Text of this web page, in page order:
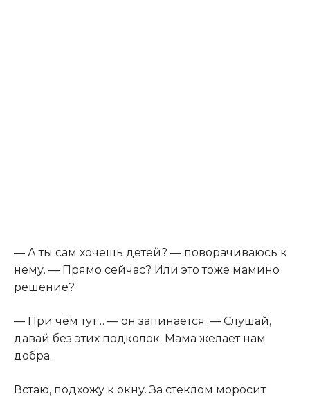
— А ты сам хочешь детей? — поворачиваюсь к
нему. — Прямо сейчас? Или это тоже мамино
решение?
— При чём тут… — он запинается. — Слушай,
давай без этих подколок. Мама желает нам
добра.
Встаю, подхожу к окну. За стеклом моросит